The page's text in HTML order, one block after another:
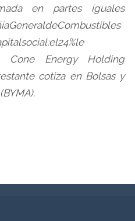
en partes iguales
Cone Energy Holding
cotiza en Bolsas y